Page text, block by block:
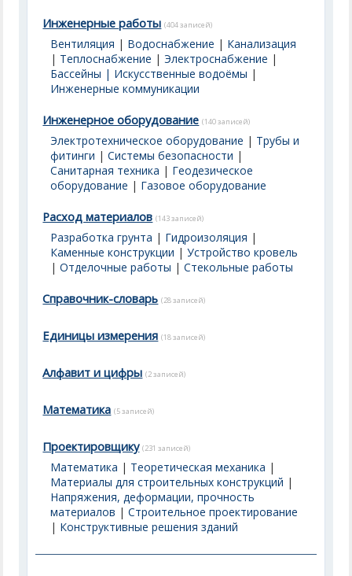
Инженерные работы (404 записей)
Вентиляция | Водоснабжение | Канализация
| Теплоснабжение |Электроснабжение |
Бассейны | Искусственные водоёмы |
Инженерные коммуникации
Инженерное оборудование (140 записей)
Электротехническое оборудование | Трубы и
фитинги |Системы безопасности |
Санитарная техника | Геодезическое
оборудование | Газовое оборудование
Расход материалов (143 записей)
Разработка грунта | Гидроизоляция |
Каменные конструкции |Устройство кровель
|Отделочные работы |Стекольные работы
Справочник-словарь (28 записей)
Единицы измерения (18 записей)
Алфавит и цифры (2 записей)
Математика (5 записей)
Проектировщику (231 записей)
Математика | Теоретическая механика |
Материалы для строительных конструкций |
Напряжения, деформации, прочность
материалов |Строительное проектирование
| Конструктивные решения зданий